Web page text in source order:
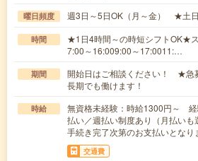
曜日頻度 週3日～5日OK（月～金） ★土
時間
★1日4時間～の時短シフトOK★
7:00～16:009:00～17:0011:…
期間
開始日はご相談ください！ ★急
長期でも働けます！
時給
無資格未経験：時給1300円～
払い／週払い制度あり（月払い
手続き完了次第のお支払いとなり
交通費